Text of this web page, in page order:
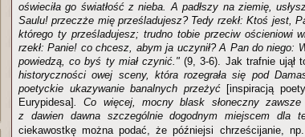
oświeciła go światłość z nieba. A padłszy na ziemię,
Saulu! przeczże mię prześladujesz? Tedy rzekł: Ktoś jest,
którego ty prześladujesz; trudno tobie przeciw ościeniowi
rzekł: Panie! co chcesz, abym ja uczynił? A Pan do niego:
powiedzą, co byś ty miał czynić." (9, 3-6). Jak trafnie ujął
historyczności owej sceny, która rozegrała się pod
poetyckie ukazywanie banalnych przeżyć [inspiracją
Eurypidesa]. Co więcej, mocny blask słoneczny
z dawien dawna szczególnie dogodnym miejscem dla
ciekawostkę można podać, że późniejsi chrześcijanie,